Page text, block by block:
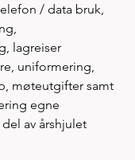
/ data bruk,
lagreiser
uniformering,
møteutgifter samt
egne
av årshjulet